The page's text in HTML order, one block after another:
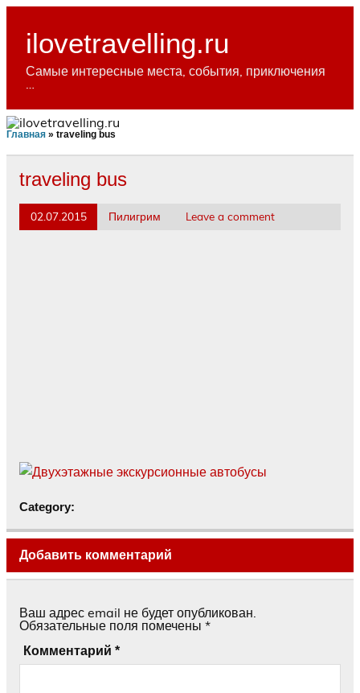
Skip
contentilovetravelling.ru
Самые интересные места, события, приключения
…
Главная » traveling bus
traveling bus
02.07.2015 Пилигрим Leave a comment
Category:
Добавить комментарий
Ваш адрес email не будет опубликован.
Обязательные поля помечены *
Комментарий *